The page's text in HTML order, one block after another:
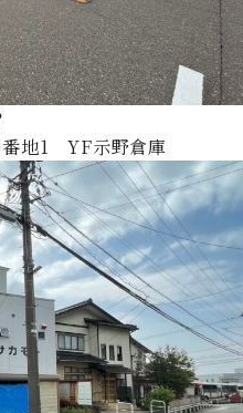
番地1 YF示野倉庫